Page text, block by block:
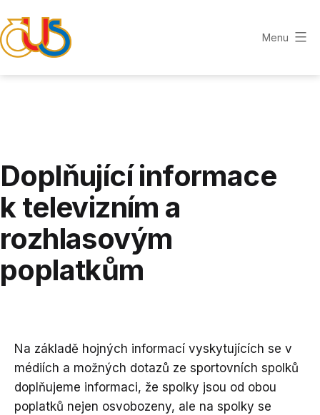
k
obsahu
Menu
Doplňující informace
k televizním a
rozhlasovým
poplatkům
Na základě hojných informací vyskytujících se v
médiích a možných dotazů ze sportovních spolků
doplňujeme informaci, že spolky jsou od obou
poplatků nejen osvobozeny, ale na spolky se